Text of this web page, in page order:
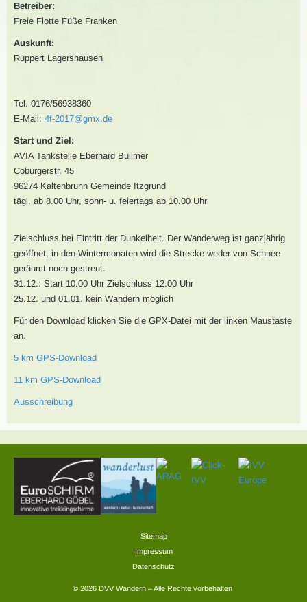
Betreiber:
Freie Flotte Füße Franken
Auskunft:
Ruppert Lagershausen
Tel. 0176/56938360
E-Mail: 4f-2017@gmx.de
Start und Ziel:
AVIA Tankstelle Eberhard Bullmer
Coburgerstr. 45
96274 Kaltenbrunn Gemeinde Itzgrund
tägl. ab 8.00 Uhr, sonn- u. feiertags ab 10.00 Uhr
Zielschluss bei Eintritt der Dunkelheit. Der Wanderweg ist ganzjährig
geöffnet, in den Wintermonaten wird die Strecke weder von Schnee
geräumt noch gestreut.
31.12.: Start 10.00 Uhr Zielschluss 12.00 Uhr
25.12. und 01.01. kein Wandern möglich
Für den Download klicken Sie die GPX-Datei mit der linken Maustaste
an.
5 km GPS-Download
11 km GPS-Download
Ausschreibung
Sitemap
Impressum
Datenschutz
© 2026 DVV Wandern – Alle Rechte vorbehalten